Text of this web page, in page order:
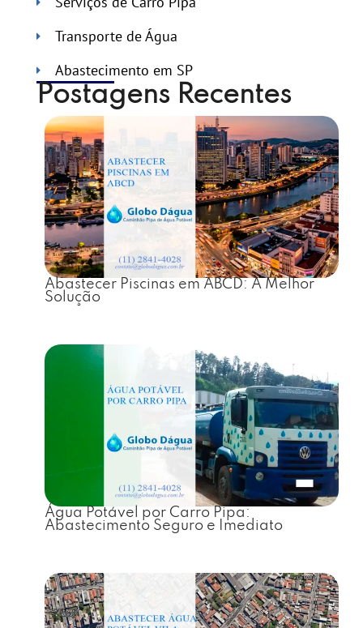
Transporte de Água
Abastecimento em SP
Postagens Recentes
Abastecer Piscinas em ABCD: A Melhor
Solução
Água Potável por Carro Pipa:
Abastecimento Seguro e Imediato